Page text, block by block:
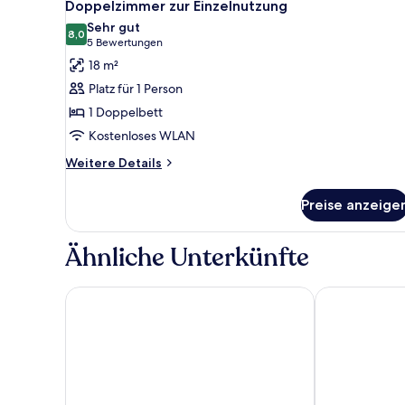
Fotos
für
Doppelzimmer
zur
Einzelnutzung
anzeigen
Doppelzimmer zur Einzelnutzung
8,08,0 von 10
Sehr gut
5 Bewertungen
(5
Bewertungen)
18 m²
Platz für 1 Person
1 Doppelbett
Kostenloses WLAN
Weitere Details
Weitere
zur
Einzelnutzung
Preise
Ähnliche Unterkünfte
Cambridge Belfry Hotel & Spa Rectory Farm